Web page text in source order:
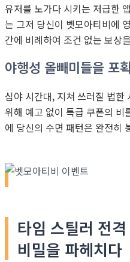
유저를 노가다 시키는 저급한
는 그저 당신이 벳모아티비에
간에 비례하여 조건 없는 보상
야행성 올빼미들을 포
심야 시간대, 지쳐 쓰러질 법한
위해 예고 없이 특급 쿠폰의 비
에 당신의 수면 패턴은 완전히
타임 스틸러 전
비밀을 파헤치다